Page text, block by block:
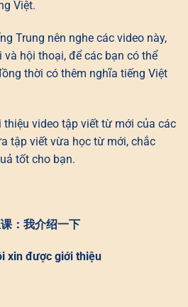
Việt.
Trung nên nghe các video này,
hội thoại, để các bạn có thể
thời có thêm nghĩa tiếng Việt
thiệu video tập viết từ mới của các
tập viết vừa học từ mới, chắc
tốt cho bạn.
：我介绍一下
xin được giới thiệu